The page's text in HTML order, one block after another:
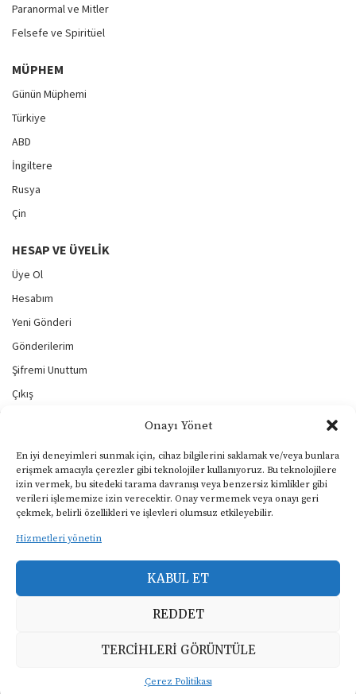
Onayı Yönet
En iyi deneyimleri sunmak için, cihaz bilgilerini saklamak ve/veya bunlara
erişmek amacıyla çerezler gibi teknolojiler kullanıyoruz. Bu teknolojilere
izin vermek, bu sitedeki tarama davranışı veya benzersiz kimlikler gibi
verileri işlememize izin verecektir. Onay vermemek veya onayı geri
çekmek, belirli özellikleri ve işlevleri olumsuz etkileyebilir.
Hizmetleri yönetin
KABUL ET
REDDET
TERCIHLERI GÖRÜNTÜLE
Çerez Politikası
Paranormal ve Mitler
Felsefe ve Spiritüel
MÜPHEM
Günün Müphemi
Türkiye
ABD
İngiltere
Rusya
Çin
HESAP VE ÜYELIK
Üye Ol
Hesabım
Yeni Gönderi
Gönderilerim
Şifremi Unuttum
Çıkış
KULLANIM ŞARTLARI
Gizlilik ve Çerezler Politikası
Yasal Uyarı
Copyright © 2024, Müphem, Tüm Hakları Saklıdır.